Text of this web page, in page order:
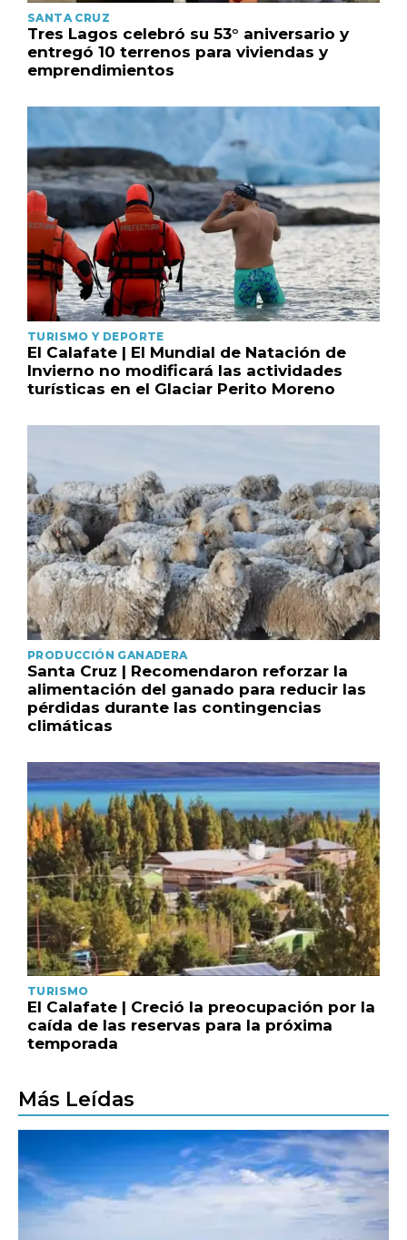
SANTA CRUZ
Tres Lagos celebró su 53° aniversario y
entregó 10 terrenos para viviendas y
emprendimientos
TURISMO Y DEPORTE
El Calafate | El Mundial de Natación de
Invierno no modificará las actividades
turísticas en el Glaciar Perito Moreno
PRODUCCIÓN GANADERA
Santa Cruz | Recomendaron reforzar la
alimentación del ganado para reducir las
pérdidas durante las contingencias
climáticas
TURISMO
El Calafate | Creció la preocupación por la
caída de las reservas para la próxima
temporada
Más Leídas